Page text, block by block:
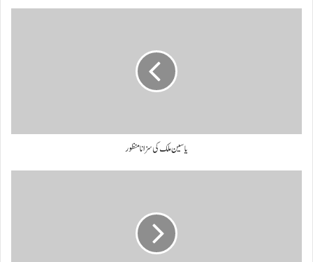
یاسین ملک کی سزا نامنظور